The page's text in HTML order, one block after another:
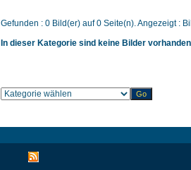
Gefunden : 0 Bild(er) auf 0 Seite(n). Angezeigt :
In dieser Kategorie sind keine Bilder